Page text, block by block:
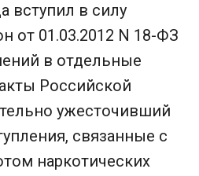
вступил в силу
от 01.03.2012 N 18-ФЗ
в отдельные
Российской
ужесточивший
связанные с
наркотических